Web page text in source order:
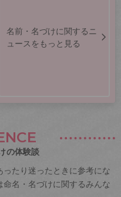
名前・名づけに関するニ
ュースをもっと見る
の体験談
たり迷ったときに参考にな
名・名づけに関するみんな